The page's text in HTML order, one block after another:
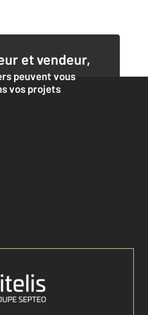
et vendeur,
peuvent vous
vos projets
estimation
compte